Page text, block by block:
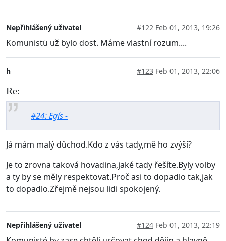
Nepřihlášený uživatel #122 Feb 01, 2013, 19:26
Komunistü už bylo dost. Máme vlastní rozum....
h #123 Feb 01, 2013, 22:06
Re:
#24: Egís -
Já mám malý důchod.Kdo z vás tady,mě ho zvýší?
Je to zrovna taková hovadina,jaké tady řešíte.Byly volby
a ty by se měly respektovat.Proč asi to dopadlo tak,jak
to dopadlo.Zřejmě nejsou lidi spokojený.
Nepřihlášený uživatel #124 Feb 01, 2013, 22:19